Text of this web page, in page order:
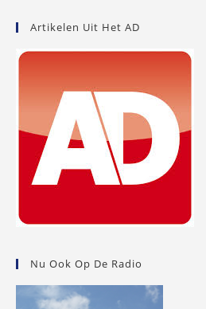
Artikelen Uit Het AD
Nu Ook Op De Radio